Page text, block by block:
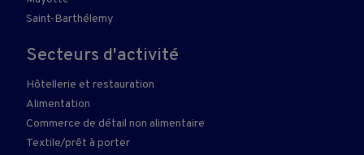
Saint-Barthélemy
Secteurs d'activité
Hôtellerie et restauration
Alimentation
Commerce de détail non alimentaire
Textile/prêt à porter